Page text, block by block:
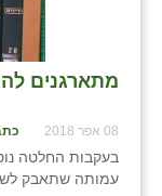
מתארגנים
08 אפר 2018
בעקבות החלטה
עמותה שתאבק